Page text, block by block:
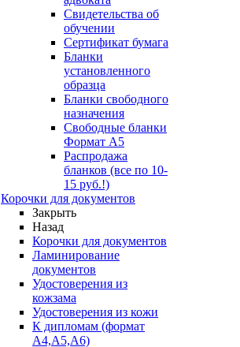
Свидетельства об
обучении
Сертификат бумага
Бланки
установленного
образца
Бланки свободного
назначения
Свободные бланки
Формат А5
Распродажа
бланков (все по 10-
15 руб.!)
Корочки для документов
Закрыть
Назад
Корочки для документов
Ламинирование
документов
Удостоверения из
кожзама
Удостоверения из кожи
К дипломам (формат
А4,А5,А6)